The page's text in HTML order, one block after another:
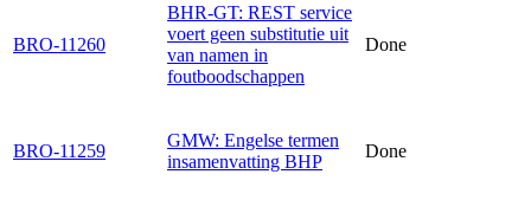
BRO-11260
BHR-GT: REST service
voert geen substitutie uit
van namen in
foutboodschappen
Done
BRO-11259
GMW: Engelse termen
insamenvatting BHP
Done